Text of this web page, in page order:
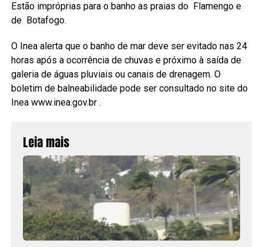
Estão impróprias para o banho as praias do Flamengo e
de Botafogo.
O Inea alerta que o banho de mar deve ser evitado nas 24
horas após a ocorrência de chuvas e próximo à saída de
galeria de águas pluviais ou canais de drenagem. O
boletim de balneabilidade pode ser consultado no site do
Inea www.inea.gov.br .
Leia mais